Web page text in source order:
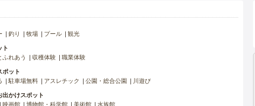
釣り 牧場 プール 観光
ト
ふれあう 収穫体験 職業体験
ポット
駐車場無料 アスレチック 公園・総合公園 川遊び
かけスポット
映画館 博物館・科学館 美術館 水族館